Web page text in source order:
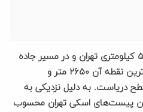
این پیست محبوب در فاصله ۵۷ کیلومتری تهران و در مسیر جاده
هراز واقع شده است. ارتفاع بالاترین نقطه آن ۲۶۵۰ متر و
۲۴۰۰ متر از سطح دریاست. به دلیل نزدیکی به
پیست‌های اسکی تهران محسوب